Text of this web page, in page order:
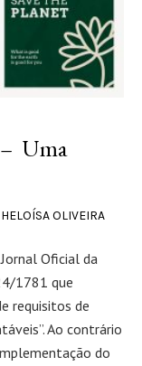
Uma
HELOÍSA OLIVEIRA
Oficial da
1781 que
requisitos de
Ao contrário
do